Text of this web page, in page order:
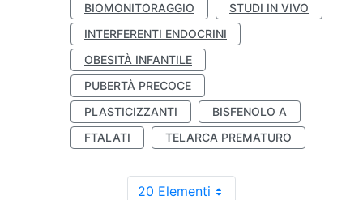
BIOMONITORAGGIO
STUDI IN VIVO
INTERFERENTI ENDOCRINI
OBESITÀ INFANTILE
PUBERTÀ PRECOCE
PLASTICIZZANTI
BISFENOLO A
FTALATI
TELARCA PREMATURO
20 Elementi